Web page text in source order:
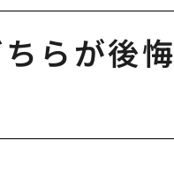
らが後悔